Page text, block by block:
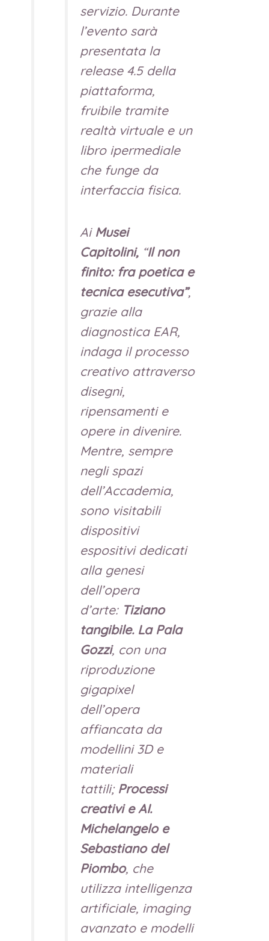
servizio. Durante
l’evento sarà
presentata la
release 4.5 della
piattaforma,
fruibile tramite
realtà virtuale e un
libro ipermediale
che funge da
interfaccia fisica.
Ai Musei
Capitolini, “Il non
finito: fra poetica e
tecnica esecutiva”,
grazie alla
diagnostica EAR,
indaga il processo
creativo attraverso
disegni,
ripensamenti e
opere in divenire.
Mentre, sempre
negli spazi
dell’Accademia,
sono visitabili
dispositivi
espositivi dedicati
alla genesi
dell’opera
d’arte: Tiziano
tangibile. La Pala
Gozzi, con una
riproduzione
gigapixel
dell’opera
affiancata da
modellini 3D e
materiali
tattili; Processi
creativi e AI.
Michelangelo e
Sebastiano del
Piombo, che
utilizza intelligenza
artificiale, imaging
avanzato e modelli